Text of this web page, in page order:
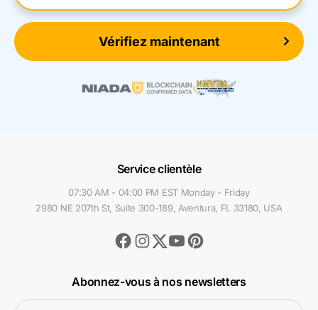
Vérifiez maintenant
Service clientèle
07:30 AM - 04:00 PM EST Monday - Friday
2980 NE 207th St, Suite 300-189, Aventura, FL 33180, USA
Facebook
Instagram
TwitterYoutubePinterest
Abonnez-vous à nos newsletters